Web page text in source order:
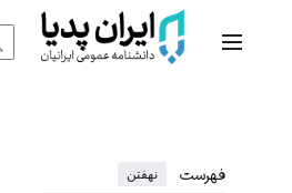
منوی اصلی
فهرست نهفتن